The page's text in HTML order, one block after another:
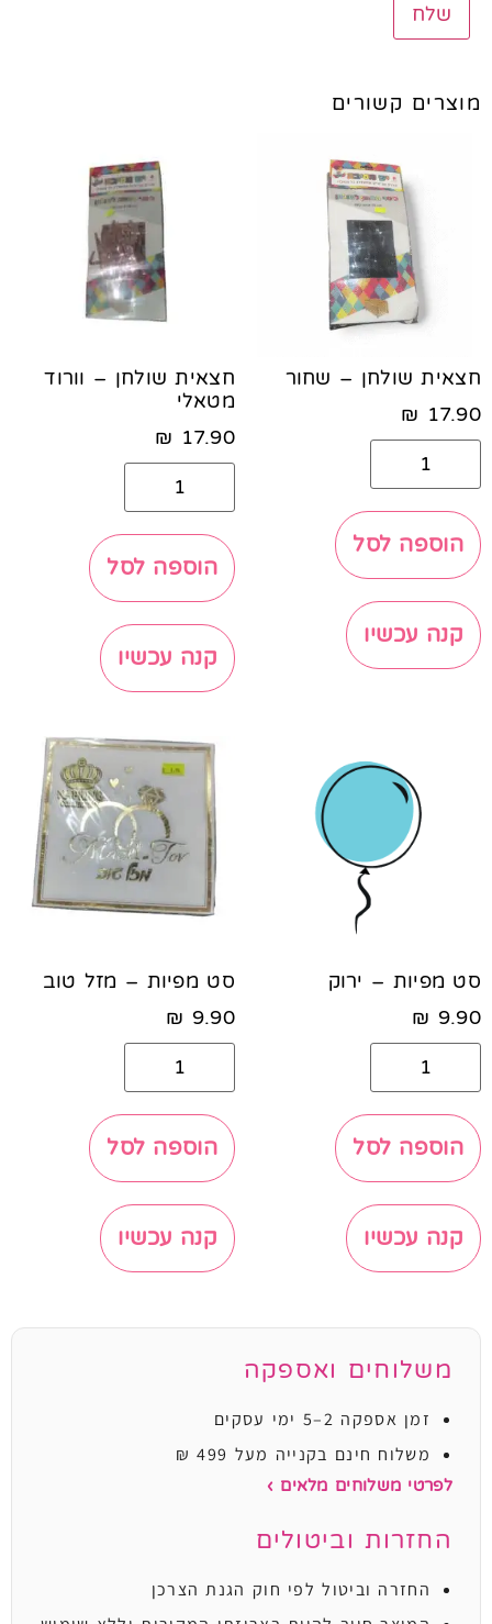
מוצרים קשורים
חצאית שולחן – שחור
17.90
₪
הוספה לסל
קנה עכשיו
חצאית שולחן – וורוד
מטאלי
17.90
₪
הוספה לסל
קנה עכשיו
סט מפיות – ירוק
9.90
₪
הוספה לסל
קנה עכשיו
סט מפיות – מזל טוב
9.90
₪
הוספה לסל
קנה עכשיו
משלוחים ואספקה
זמן אספקה 2–5 ימי עסקים
משלוח חינם בקנייה מעל 499 ₪
לפרטי משלוחים מלאים ›
החזרות וביטולים
החזרה וביטול לפי חוק הגנת הצרכן